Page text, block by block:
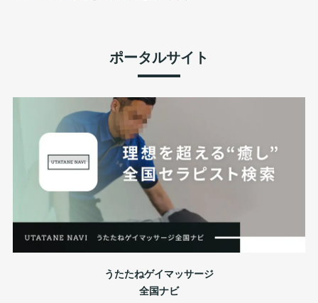
ポータルサイト
うたたねゲイマッサージ
全国ナビ